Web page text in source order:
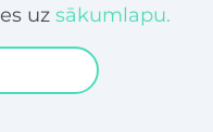
uz sākumlapu.